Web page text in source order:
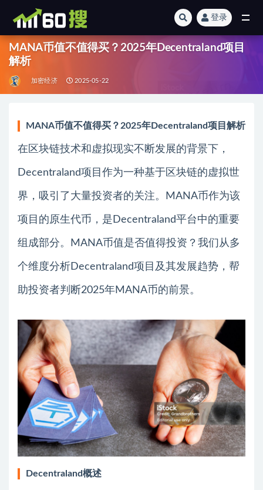
登录
MANA币值不值得买？2025年Decentraland项目
解析
加密经济 2025-05-22
MANA币值不值得买？2025年Decentraland项目解析
在区块链技术和虚拟现实不断发展的背景下，
Decentraland项目作为一种基于区块链的虚拟世
界，吸引了大量投资者的关注。MANA币作为该
项目的原生代币，是Decentraland平台中的重要
组成部分。MANA币值是否值得投资？我们从多
个维度分析Decentraland项目及其发展趋势，帮
助投资者判断2025年MANA币的前景。
Decentraland概述